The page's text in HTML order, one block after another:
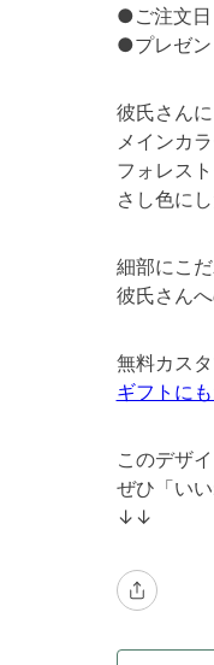
●ご注文日
●プレゼン
彼氏さん
メインカ
フォレス
さし色に
細部にこ
彼氏さん
無料カス
ギフトに
このデザ
ぜひ「い
↓↓